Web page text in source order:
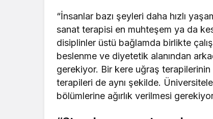
“İnsanlar bazı şeyleri daha hızlı
sanat terapisi en muhteşem ya da
disiplinler üstü bağlamda birlikte
beslenme ve diyetetik alanından
gerekiyor. Bir kere uğraş
terapileri de aynı şekilde.
bölümlerine ağırlık verilmesi